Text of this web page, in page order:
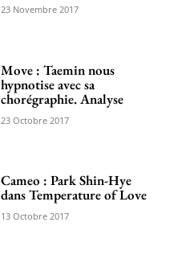
23 Novembre 2017
Move : Taemin nous
hypnotise avec sa
chorégraphie. Analyse
23 Octobre 2017
Cameo : Park Shin-Hye
dans Temperature of Love
13 Octobre 2017